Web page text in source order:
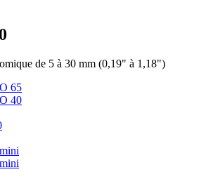
de 5 à 30 mm (0,19" à 1,18")
65
40